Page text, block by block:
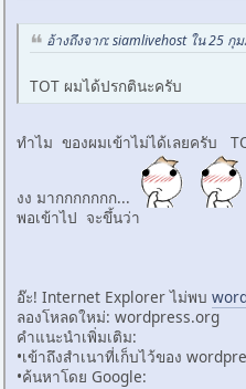
อ้างถึงจาก: siamlivehost ใน 25 กุ
TOT ผมได้ปรกตินะครับ
ทำไม ของผมเข้าไม่ได้เลยครับ
งง มากกกกกกก...
พอเข้าไป จะขึ้นว่า
อ๊ะ! Internet Explorer ไม่พบ
ลองโหลดใหม่: wordpress.­org
คำแนะนำเพิ่มเติม:
•เข้าถึงสำเนาที่เก็บไว้ของ
•ค้นหาโดย Google: